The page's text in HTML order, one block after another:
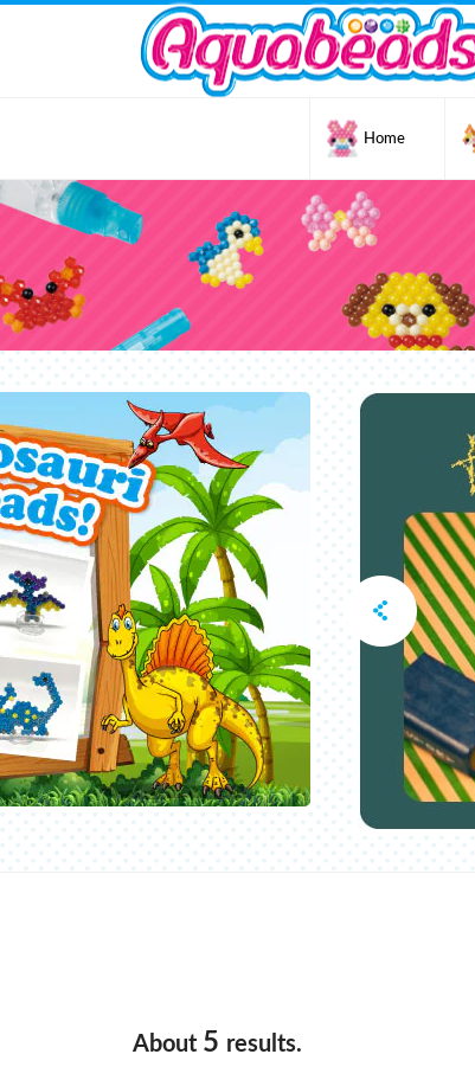
Home
About 5 results.